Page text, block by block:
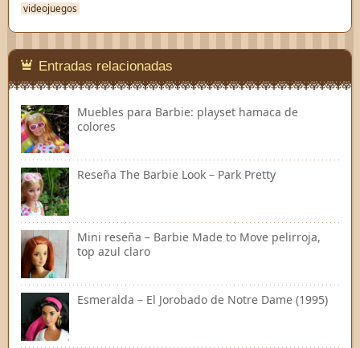
videojuegos
Entradas relacionadas
Muebles para Barbie: playset hamaca de
colores
Reseña The Barbie Look – Park Pretty
Mini reseña – Barbie Made to Move pelirroja,
top azul claro
Esmeralda – El Jorobado de Notre Dame (1995)